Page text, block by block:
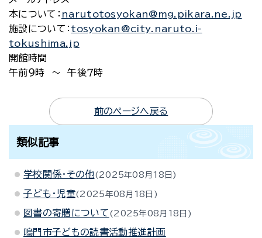
本について ： narutotosyokan@mg.pikara.ne.jp
施設について ： tosyokan@city.naruto.i-
tokushima.jp
開館時間
午前９時 ～ 午後７時
前のページへ戻る
類似記事
学校関係・その他 2025年08月18日
子ども・児童 2025年08月18日
図書の寄贈について 2025年08月18日
鳴門市子どもの読書活動推進計画